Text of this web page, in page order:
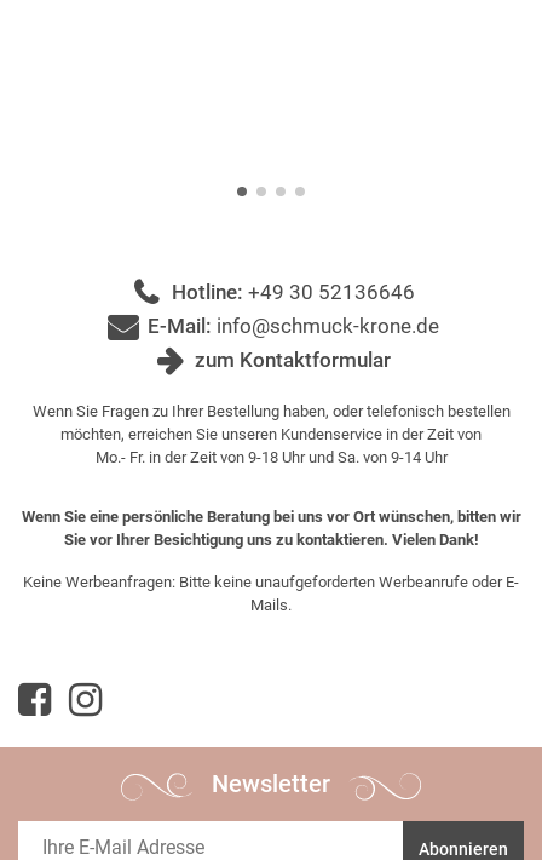
Hotline: +49 30 52136646
E-Mail: info@schmuck-krone.de
zum Kontaktformular
Wenn Sie Fragen zu Ihrer Bestellung haben, oder telefonisch bestellen
möchten, erreichen Sie unseren Kundenservice in der Zeit von
Mo.- Fr. in der Zeit von 9-18 Uhr und Sa. von 9-14 Uhr
Wenn Sie eine persönliche Beratung bei uns vor Ort wünschen, bitten wir
Sie vor Ihrer Besichtigung uns zu kontaktieren. Vielen Dank!
Keine Werbeanfragen: Bitte keine unaufgeforderten Werbeanrufe oder E-
Mails.
Newsletter
Abonnieren